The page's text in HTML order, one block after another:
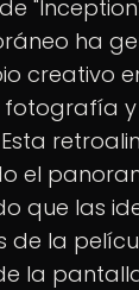
ha
creativo
fotografía
el
que las
de la
la